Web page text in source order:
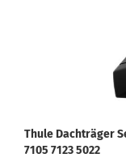
Thule Dachträger
7105 7123 5022